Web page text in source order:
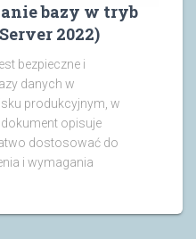
bazy w tryb
2022)
bezpieczne i
danych w
produkcyjnym, w
opisuje
dostosować do
i wymagania